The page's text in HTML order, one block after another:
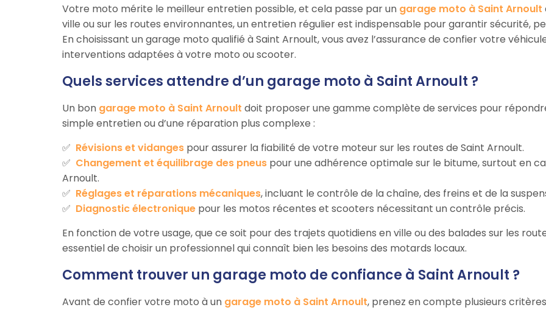
Votre moto mérite le meilleur entretien possible, et cela passe par un garage moto à Saint Arnoult
ville ou sur les routes environnantes, un entretien régulier est indispensable pour garantir sécurité,
En choisissant un garage moto qualifié à Saint Arnoult, vous avez l’assurance de confier votre
interventions adaptées à votre moto ou scooter.
Quels services attendre d’un garage moto à Saint Arnoult ?
Un bon garage moto à Saint Arnoult doit proposer une gamme complète de services pour répondre
simple entretien ou d’une réparation plus complexe :
Révisions et vidanges pour assurer la fiabilité de votre moteur sur les routes de Saint Arnoult.
Changement et équilibrage des pneus pour une adhérence optimale sur le bitume, surtout en
Arnoult.
Réglages et réparations mécaniques, incluant le contrôle de la chaîne, des freins et de la
Diagnostic électronique pour les motos récentes et scooters nécessitant un contrôle précis.
En fonction de votre usage, que ce soit pour des trajets quotidiens en ville ou des balades sur les
essentiel de choisir un professionnel qui connaît bien les besoins des motards locaux.
Comment trouver un garage moto de confiance à Saint Arnoult ?
Avant de confier votre moto à un garage moto à Saint Arnoult, prenez en compte plusieurs